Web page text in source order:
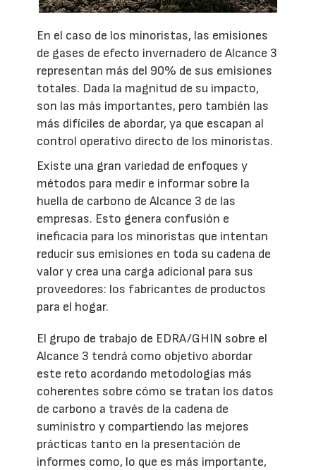
En el caso de los minoristas, las emisiones
de gases de efecto invernadero de Alcance 3
representan más del 90% de sus emisiones
totales. Dada la magnitud de su impacto,
son las más importantes, pero también las
más difíciles de abordar, ya que escapan al
control operativo directo de los minoristas.
Existe una gran variedad de enfoques y
métodos para medir e informar sobre la
huella de carbono de Alcance 3 de las
empresas. Esto genera confusión e
ineficacia para los minoristas que intentan
reducir sus emisiones en toda su cadena de
valor y crea una carga adicional para sus
proveedores: los fabricantes de productos
para el hogar.
El grupo de trabajo de EDRA/GHIN sobre el
Alcance 3 tendrá como objetivo abordar
este reto acordando metodologías más
coherentes sobre cómo se tratan los datos
de carbono a través de la cadena de
suministro y compartiendo las mejores
prácticas tanto en la presentación de
informes como, lo que es más importante,